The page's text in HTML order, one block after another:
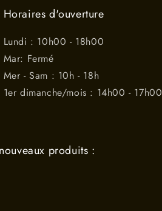
Horaires d'ouverture
Lundi : 10h00 - 18h00
Mar: Fermé
Mer - Sam : 10h - 18h
1er dimanche/mois : 14h00 - 17h00
produits :